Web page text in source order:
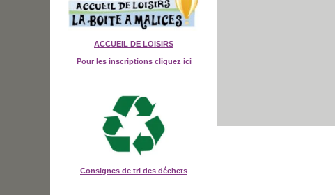
ACCUEIL DE LOISIRS
Pour les inscriptions cliquez ici
Consignes de tri des déchets